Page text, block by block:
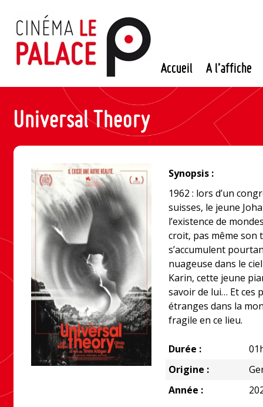
contenu
Accueil A l’affiche
Universal Theory
Synopsis :
1962 : lors d’un
suisses, le jeune
l’existence de
croit, pas même son
s’accumulent
nuageuse dans le
Karin, cette jeune
savoir de lui… Et ces
étranges dans la
fragile en ce lieu.
Durée :
Origine :
Année :